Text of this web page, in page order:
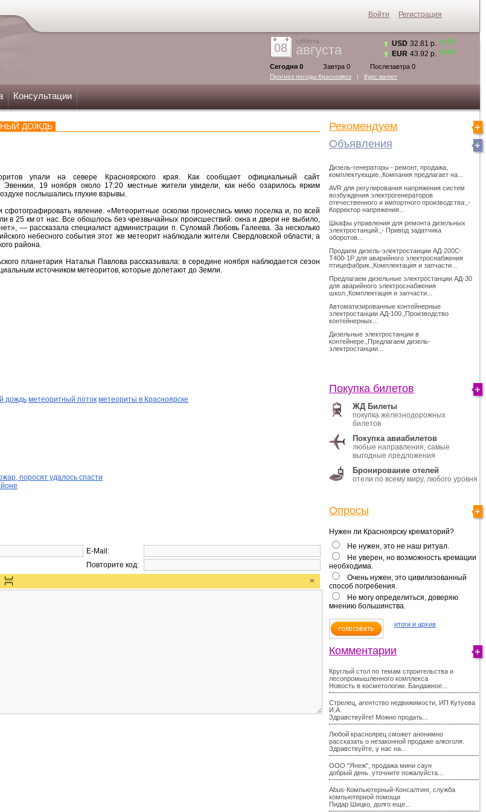
08
суббота
августа
Сегодня 0 Завтра 0 Послезавтра 0
Прогноз погоды Красноярск | Курс валют
USD 32.81 р. +0.15
EUR 43.92 р. +0.26
Консультации
ДОЖДЬ
упали на севере Красноярского края. Как сообщает официальный сайт
Эвенкии, 19 ноября около 17:20 местные жители увидели, как небо озарилось ярким
послышались глухие взрывы.
сфотографировать явление. «Метеоритные осколки пронеслись мимо поселка и, по всей
в 25 км от нас. Все обошлось без чрезвычайных происшествий: окна и двери не выбило,
— рассказала специалист администрации п. Суломай Любовь Галеева. За несколько
небесного события этот же метеорит наблюдали жители Свердловской области, а
района.
планетария Наталья Павлова рассказывала: в середине ноября наблюдается сезон
источником метеоритов, которые долетают до Земли.
дождь метеоритный поток метеориты в Красноярске
поросят удалось спасти
E-Mail:
Повторите код:
Рекомендуем
Объявления
Дизель-генераторы - ремонт, продажа,
комплектующие.,Компания предлагает на...
AVR для регулирования напряжения систем
возбуждения электрогенераторов
отечественного и импортного производства:,-
Корректор напряжения...
Шкафы управления для ремонта дизельных
электростанций:,- Привод задатчика
оборотов...
Продаем дизель-электростанции АД-200С-
Т400-1Р для аварийного электроснабжения
птицефабрик.,Комплектация и запчасти...
Предлагаем дизельные электростанции АД-30
для аварийного электроснабжения
школ.,Комплектация и запчасти...
Автоматизированные контейнерные
электростанции АД-100.,Производство
контейнерных...
Дизельные электростанции в
контейнере.,Предлагаем дизель-
электростанции...
Покупка билетов
ЖД Билеты
покупка железнодорожных
билетов
Покупка авиабилетов
любые направления, самые
выгодные предложения
Бронирование отелей
отели по всему миру, любого уровня
Опросы
Нужен ли Красноярску крематорий?
Не нужен, это не наш ритуал.
Не уверен, но возможность кремации
необходима.
Очень нужен, это цивилизованный
способ погребения.
Не могу определиться, доверяю
мнению большинства.
итоги и архив
Комментарии
Круглый стол по темам строительства и
лесопромышленного комплекса
Новость в косметологии. Бандажное...
Стрелец, агентство недвижимости, ИП Кутуева
И.А.
Здравствуйте! Можно продать...
Любой красноярец сможет анонимно
рассказать о незаконной продаже алкоголя.
Здравствуйте, у нас на...
ООО "Янеж", продажа мини саун
добрый день. уточните пожалуйста...
Abus-Компьютерный-Консалтинг, служба
компьютерной помощи
Пидар Шицко, долго еще...
Войти Регистрация